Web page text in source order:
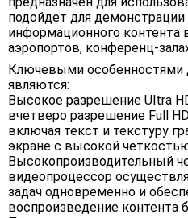
подойдет для демонстрации
информационного контента
аэропортов, конференц-
Ключевыми особенностями
являются:
Высокое разрешение Ultra
вчетверо разрешение Full
включая текст и текстуру
экране с высокой
Высокопроизводительный
видеопроцессор
задач одновременно и
воспроизведение контента